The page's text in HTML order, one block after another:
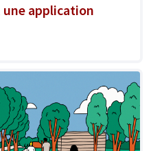
une application